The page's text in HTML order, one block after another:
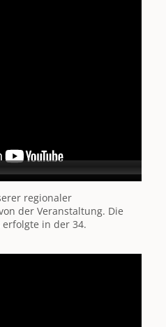
regionaler
der Veranstaltung. Die
in der 34.